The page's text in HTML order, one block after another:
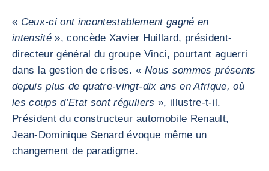
« Ceux-ci ont incontestablement gagné en
intensité », concède Xavier Huillard, président-
directeur général du groupe Vinci, pourtant aguerri
dans la gestion de crises. « Nous sommes présents
depuis plus de quatre-vingt-dix ans en Afrique, où
les coups d’Etat sont réguliers », illustre-t-il.
Président du constructeur automobile Renault,
Jean-Dominique Senard évoque même un
changement de paradigme.